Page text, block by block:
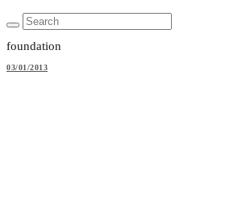
foundation
03/01/2013